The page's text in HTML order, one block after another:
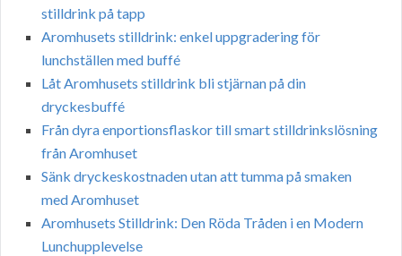
stilldrink på tapp
Aromhusets stilldrink: enkel uppgradering för
lunchställen med buffé
Låt Aromhusets stilldrink bli stjärnan på din
dryckesbuffé
Från dyra enportionsflaskor till smart stilldrinkslösning
från Aromhuset
Sänk dryckeskostnaden utan att tumma på smaken
med Aromhuset
Aromhusets Stilldrink: Den Röda Tråden i en Modern
Lunchupplevelse